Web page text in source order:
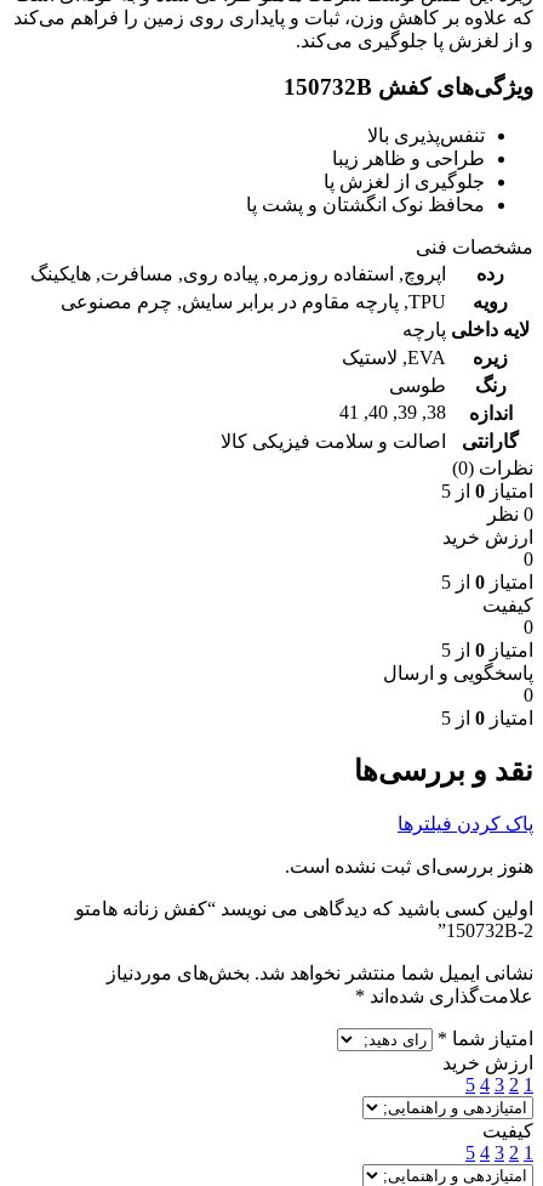
که علاوه بر کاهش وزن، ثبات و پایداری روی زمین را فراهم می‌کند
و از لغزش پا جلوگیری می‌کند.
ویژگی‌های کفش 150732B
تنفس‌پذیری بالا
طراحی و ظاهر زیبا
جلوگیری از لغزش پا
محافظ نوک انگشتان و پشت پا
مشخصات فنی
رده
اپروچ, استفاده روزمره, پیاده روی, مسافرت, هایکینگ
رویه
TPU
, پارچه مقاوم در برابر سایش, چرم مصنوعی
لایه داخلی پارچه
زیره
EVA
, لاستیک
رنگ
طوسی
اندازه
38
,
39
,
40
,
41
گارانتی
اصالت و سلامت فیزیکی کالا
نظرات (0)
امتیاز 0 از 5
0 نظر
ارزش خرید
0
امتیاز 0 از 5
کیفیت
0
امتیاز 0 از 5
پاسخگویی و ارسال
0
امتیاز 0 از 5
نقد و بررسی‌ها
پاک کردن فیلترها
هنوز بررسی‌ای ثبت نشده است.
اولین کسی باشید که دیدگاهی می نویسد “کفش زنانه هامتو
150732B-2”
نشانی ایمیل شما منتشر نخواهد شد. بخش‌های موردنیاز
علامت‌گذاری شده‌اند *
امتیاز شما *
ارزش خرید
1
2
3
4
5
کیفیت
1
2
3
4
5